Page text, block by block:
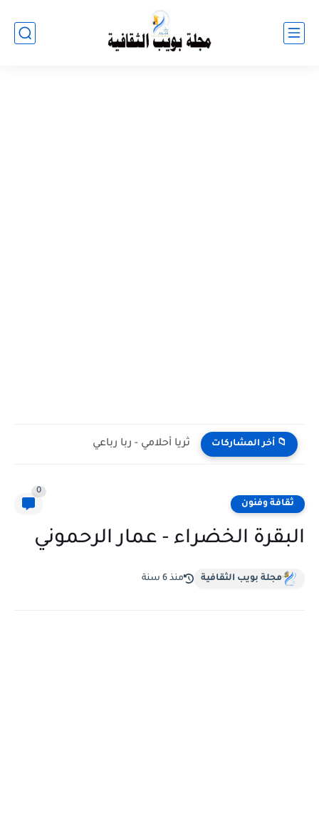
📁 أخر المشاركات ثريا أحلامي - ربا رباعي
ثقافة وفنون
0
البقرة الخضراء - عمار الرحموني
مجلة بويب الثقافية منذ 6 سنة